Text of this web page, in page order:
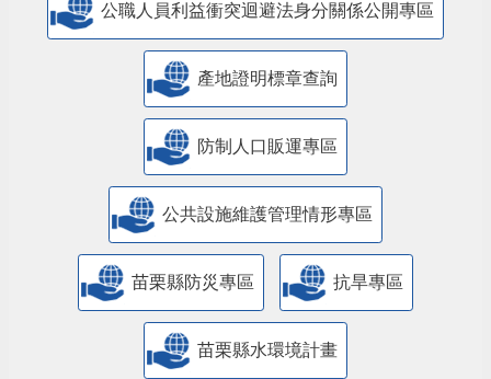
公職人員利益衝突迴避法身分關係公開專區
產地證明標章查詢
防制人口販運專區
​公共設施維護管理情形專區
苗栗縣防災專區 抗旱專區
苗栗縣水環境計畫